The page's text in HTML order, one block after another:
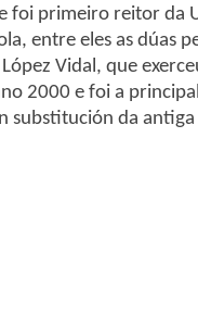
foi primeiro reitor da
entre eles as dúas
Vidal, que
2000 e foi a
substitución da